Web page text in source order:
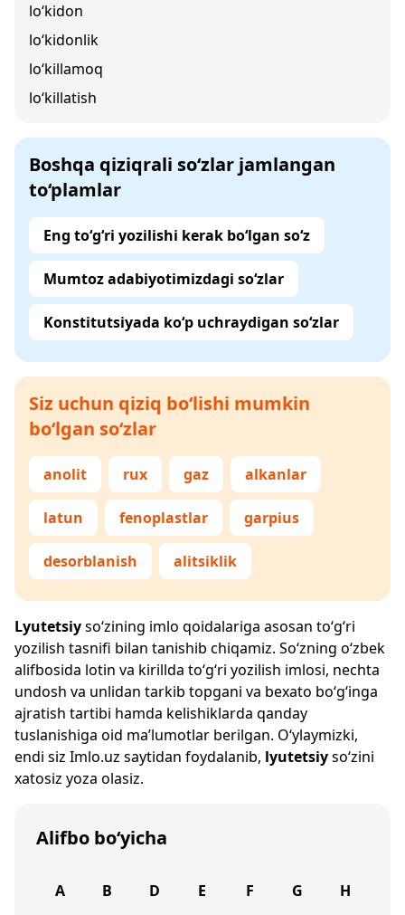
lo‘kidon
lo‘kidonlik
lo‘killamoq
lo‘killatish
Boshqa qiziqrali so‘zlar jamlangan
to‘plamlar
Eng to‘g‘ri yozilishi kerak bo‘lgan so‘z
Mumtoz adabiyotimizdagi so‘zlar
Konstitutsiyada ko‘p uchraydigan so‘zlar
Siz uchun qiziq bo‘lishi mumkin
bo‘lgan so‘zlar
anolit rux gaz alkanlar
latun fenoplastlar garpius
desorblanish alitsiklik
Lyutetsiyso‘zining imlo qoidalariga asosan to‘g‘ri
yozilish tasnifi bilan tanishib chiqamiz. So‘zning o‘zbek
alifbosida lotin va kirillda to‘g‘ri yozilish imlosi, nechta
undosh va unlidan tarkib topgani va bexato bo‘g‘inga
ajratish tartibi hamda kelishiklarda qanday
tuslanishiga oid ma’lumotlar berilgan. O‘ylaymizki,
endi siz Imlo.uz saytidan foydalanib, lyutetsiyso‘zini
xatosiz yoza olasiz.
Alifbo bo‘yicha
A B D E F G H